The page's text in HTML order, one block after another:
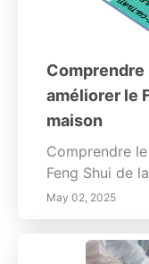
Comprendre
améliorer le
maison
Comprendre
Feng Shui de
May 02, 2025